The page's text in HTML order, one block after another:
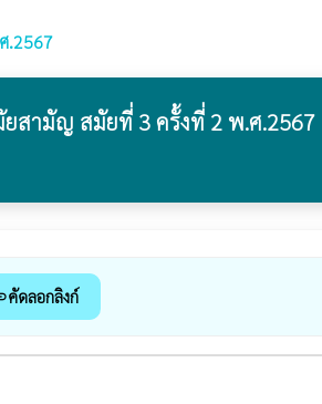
.2567
สามัญ สมัยที่ 3 ครั้งที่ 2 พ.ศ.2567
คัดลอกลิงก์